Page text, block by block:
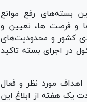
بسته‌های رفع موانع
و فرصت ها، تعیین و
کشور و محدودیت‌های
در اجرای بسته تاکید
اهداف مورد نظر و فعال
یک هفته از ابلاغ این